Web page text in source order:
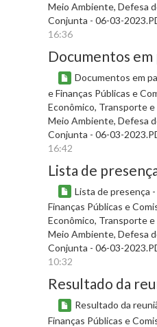
Meio Ambiente, Defesa
Conjunta - 06-03-
16:36
Documentos em
Documentos em
e Finanças Públicas e
Econômico, Transporte
Meio Ambiente, Defesa
Conjunta - 06-03-
16:42
Lista de
Lista de presença
Finanças Públicas e
Econômico, Transporte
Meio Ambiente, Defesa
Conjunta - 06-03-
10:32
Resultado da
Resultado da
Finanças Públicas e